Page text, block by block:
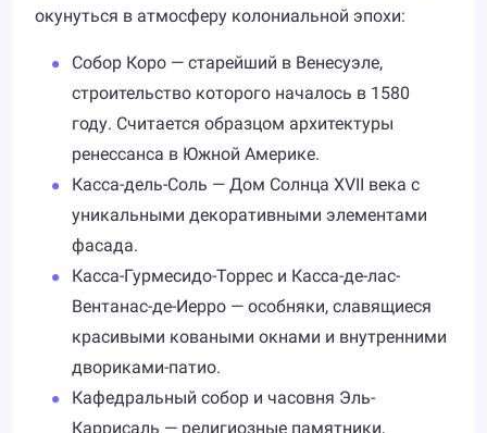
окунуться в атмосферу колониальной эпохи:
Собор Коро — старейший в Венесуэле,
строительство которого началось в 1580
году. Считается образцом архитектуры
ренессанса в Южной Америке.
Касса-дель-Соль — Дом Солнца XVII века с
уникальными декоративными элементами
фасада.
Касса-Гурмесидо-Торрес и Касса-де-лас-
Вентанас-де-Иерро — особняки, славящиеся
красивыми коваными окнами и внутренними
двориками-патио.
Кафедральный собор и часовня Эль-
Каррисаль — религиозные памятники,